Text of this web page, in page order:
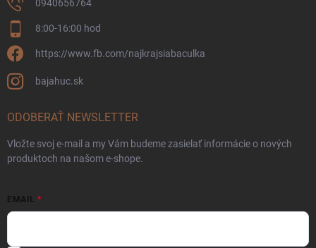
0940656764
8:00-16:00 hod
https://www.fb.com/najkrajsiabaculka
bajahuc.sk
ODOBERAŤ NEWSLETTER
Vložte svoj e-mail a my Vám budeme zasielať informácie o nových
produktoch na našom e-shope.
EMAIL